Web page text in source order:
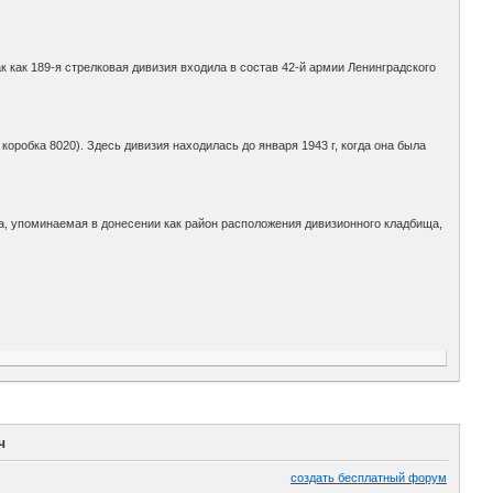
189-я стрелковая дивизия входила в состав 42-й армии Ленинградского
8020). Здесь дивизия находилась до января 1943 г, когда она была
в донесении как район расположения дивизионного кладбища,
создать бесплатный форум